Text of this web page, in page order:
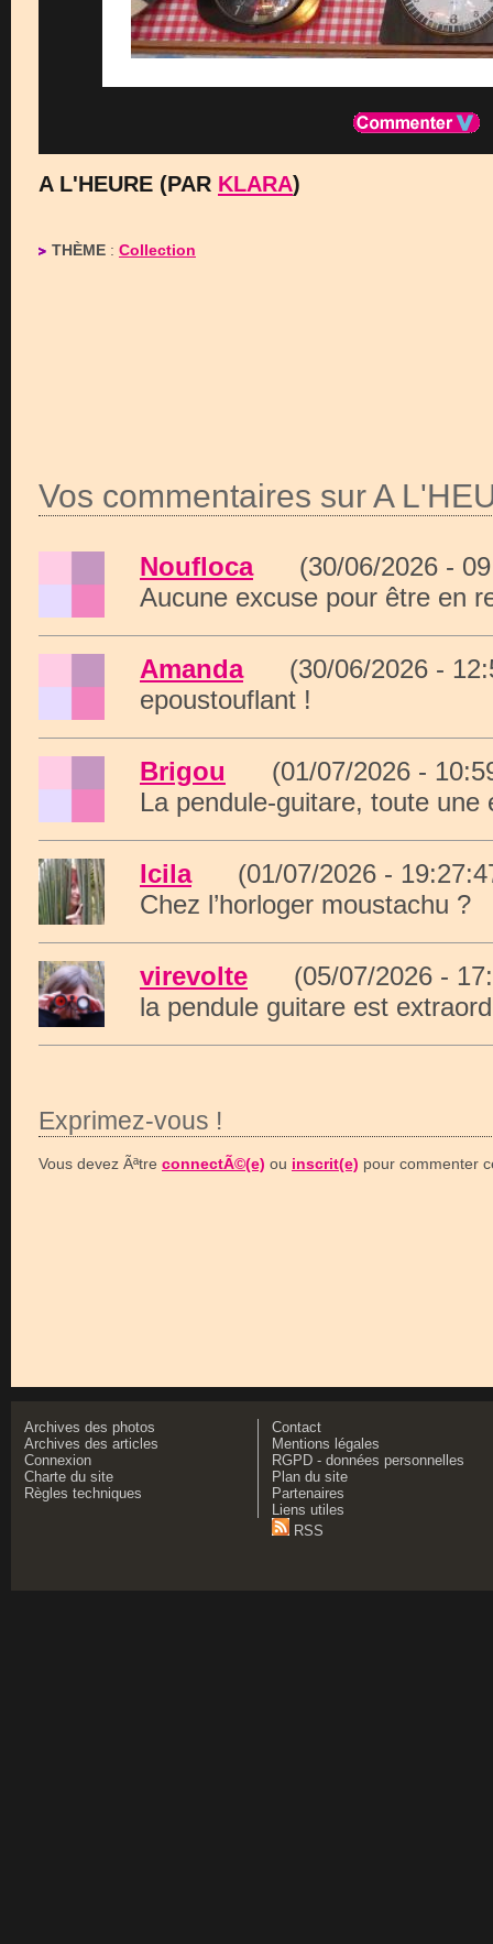
A L'HEURE (PAR KLARA)
THÈME : Collection
Vos commentaires sur A
Noufloca(30/06/2026 -
Aucune excuse pour être en
Amanda(30/06/2026 -
epoustouflant !
Brigou (01/07/2026 -
La pendule-guitare, toute une
Icila(01/07/2026 -
Chez l’horloger moustachu ?
virevolte (05/07/2026 -
la pendule guitare est
Exprimez-vous !
Vous devez Ãªtre connectÃ©(e) ou inscrit(e) pour commenter
Archives des photos
Archives des articles
Connexion
Charte du site
Règles techniques
Contact
Mentions légales
RGPD - données personnelles
Plan du site
Partenaires
Liens utiles
RSS